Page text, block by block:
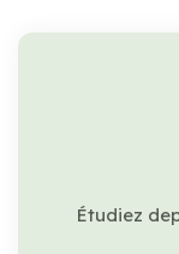
Étudiez